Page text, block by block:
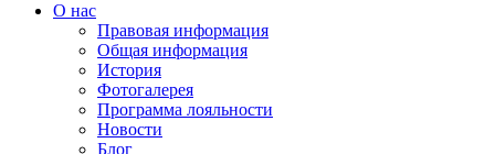
О нас
Правовая информация
Общая информация
История
Фотогалерея
Программа лояльности
Новости
Блог